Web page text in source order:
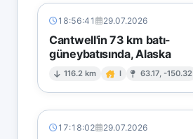
18:56:41 29.07.2026
Cantwell'in 73 km batı-
güneybatısında, Alaska
116.2 km I 63.17, -150.32
17:18:02 29.07.2026